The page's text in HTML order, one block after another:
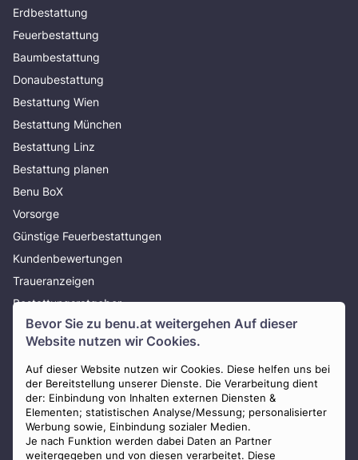
Bevor Sie zu benu.at weitergehen Auf dieser
Website nutzen wir Cookies.
Auf dieser Website nutzen wir Cookies. Diese helfen uns bei
der Bereitstellung unserer Dienste. Die Verarbeitung dient
der: Einbindung von Inhalten externen Diensten &
Elementen; statistischen Analyse/Messung; personalisierter
Werbung sowie, Einbindung sozialer Medien.
Je nach Funktion werden dabei Daten an Partner
weitergegeben und von diesen verarbeitet. Diese
Erdbestattung
Feuerbestattung
Baumbestattung
Donaubestattung
Bestattung Wien
Bestattung München
Bestattung Linz
Bestattung planen
Benu BoX
Vorsorge
Günstige Feuerbestattungen
Kundenbewertungen
Traueranzeigen
Bestattungsratgeber
Über uns
Presse
AGB
Impressum
Datenschutz
Widerrufsbelehrung